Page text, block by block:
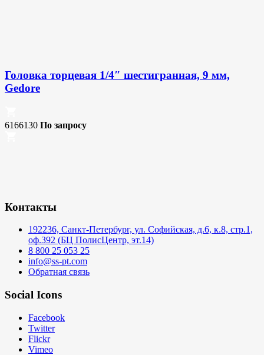
Головка торцевая 1/4″ шестигранная, 9 мм,
Gedore
6166130 По запросу
Контакты
192236, Санкт-Петербург, ул. Софийская, д.6, к.8, стр.1,
оф.392 (БЦ ПолисЦентр, эт.14)
8 800 25 053 25
info@ss-pt.com
Обратная связь
Social Icons
Facebook
Twitter
Flickr
Vimeo